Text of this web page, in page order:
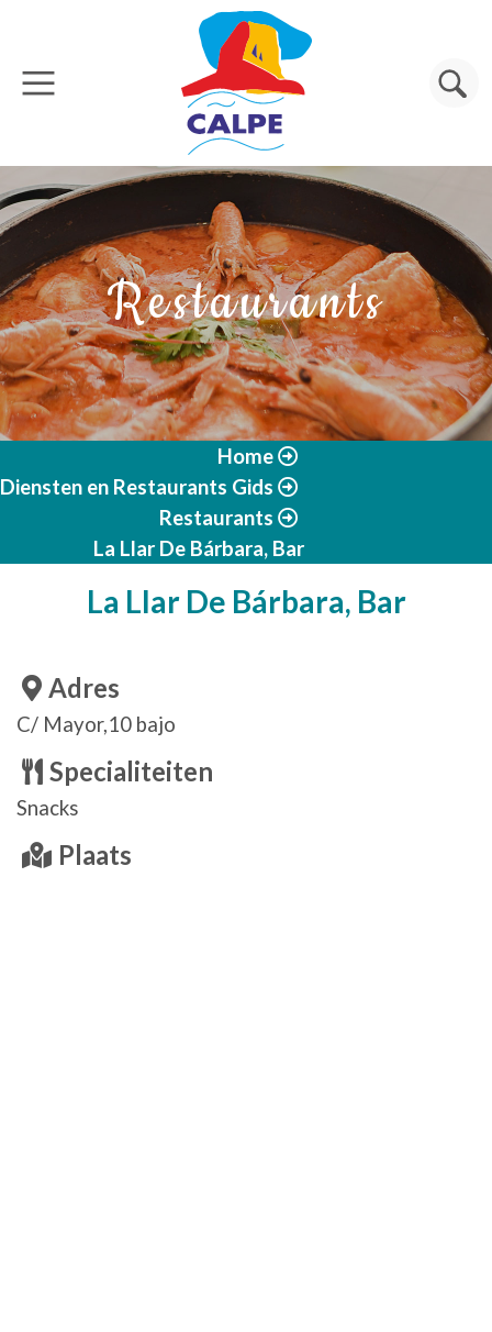
Overslaan en naar de inhoud gaan
Zoeken
Restaurants
Home
Diensten en Restaurants Gids
Restaurants
La Llar De Bárbara, Bar
La Llar De Bárbara, Bar
Adres
C/ Mayor,10 bajo
Specialiteiten
Snacks
Plaats